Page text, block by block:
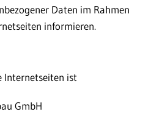
Daten im Rahmen
informieren.
Internetseiten ist
GmbH